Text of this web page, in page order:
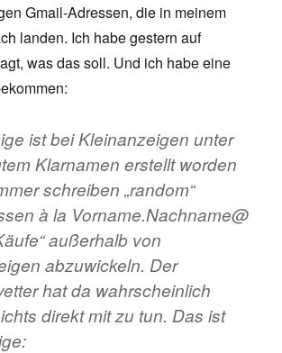
Gmail-Adressen, die in meinem
landen. Ich habe gestern auf
was das soll. Und ich habe eine
ist bei Kleinanzeigen unter
Klarnamen erstellt worden
schreiben „random“
à la Vorname.Nachname@
außerhalb von
abzuwickeln. Der
hat da wahrscheinlich
direkt mit zu tun. Das ist